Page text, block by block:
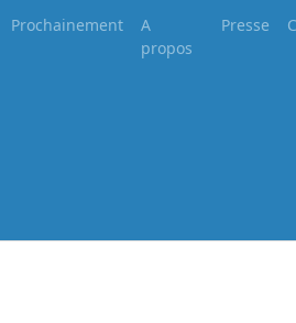
Prochainement
A
propos
Presse